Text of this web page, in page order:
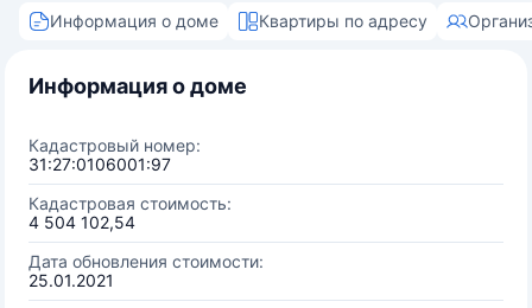
Информация о доме Квартиры по адресу
Информация о доме
Кадастровый номер:
31:27:0106001:97
Кадастровая стоимость:
4 504 102,54
Дата обновления стоимости:
25.01.2021